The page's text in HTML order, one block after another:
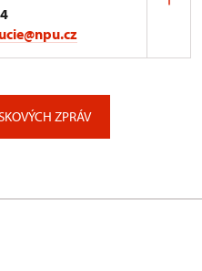
ZPRÁV